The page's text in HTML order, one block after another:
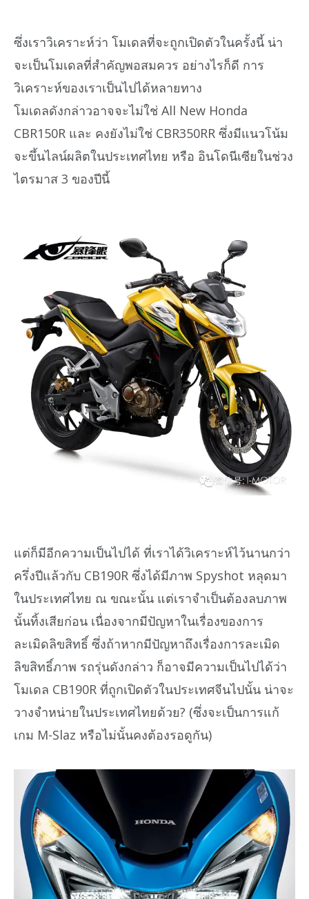
ซึ่งเราวิเคราะห์ว่า โมเดลที่จะถูกเปิดตัวในครั้งนี้ น่า
จะเป็นโมเดลที่สำคัญพอสมควร อย่างไรก็ดี การ
วิเคราะห์ของเราเป็นไปได้หลายทาง
โมเดลดังกล่าวอาจจะไม่ใช่ All New Honda
CBR150R และ คงยังไม่ใช่ CBR350RR ซึ่งมีแนวโน้ม
จะขึ้นไลน์ผลิตในประเทศไทย หรือ อินโดนีเซียในช่วง
ไตรมาส 3 ของปีนี้
แต่ก็มีอีกความเป็นไปได้ ที่เราได้วิเคราะห์ไว้นานกว่า
ครึ่งปีแล้วกับ CB190R ซึ่งได้มีภาพ Spyshot หลุดมา
ในประเทศไทย ณ ขณะนั้น แต่เราจำเป็นต้องลบภาพ
นั้นทิ้งเสียก่อน เนื่องจากมีปัญหาในเรื่องของการ
ละเมิดลิขสิทธิ์ ซึ่งถ้าหากมีปัญหาถึงเรื่องการละเมิด
ลิขสิทธิ์ภาพ รถรุ่นดังกล่าว ก็อาจมีความเป็นไปได้ว่า
โมเดล CB190R ที่ถูกเปิดตัวในประเทศจีนไปนั้น น่าจะ
วางจำหน่ายในประเทศไทยด้วย? (ซึ่งจะเป็นการแก้
เกม M-Slaz หรือไม่นั้นคงต้องรอดูกัน)